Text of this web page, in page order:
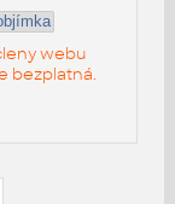
webu
bezplatná.